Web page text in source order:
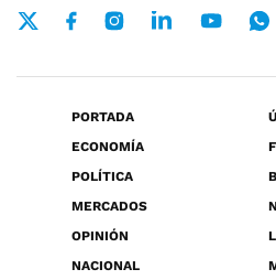
PORTADA
ECONOMÍA
POLÍTICA
MERCADOS
OPINIÓN
NACIONAL